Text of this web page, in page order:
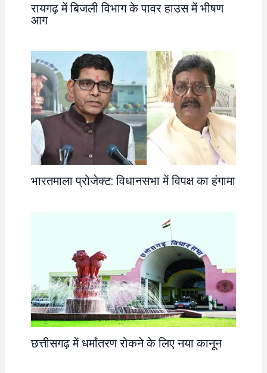
रायगढ़ में बिजली विभाग के पावर हाउस में भीषण
आग
भारतमाला प्रोजेक्ट: विधानसभा में विपक्ष का हंगामा
छत्तीसगढ़ में धर्मांतरण रोकने के लिए नया कानून